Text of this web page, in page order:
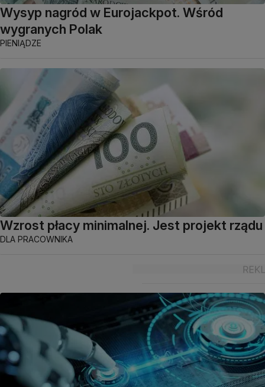
Wysyp nagród w Eurojackpot. Wśród
wygranych Polak
PIENIĄDZE
Wzrost płacy minimalnej. Jest projekt rządu
DLA PRACOWNIKA